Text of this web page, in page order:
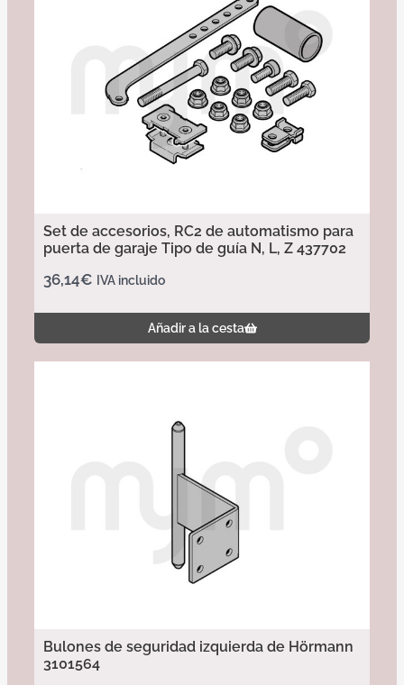
Set de accesorios, RC2 de automatismo para
puerta de garaje Tipo de guía N, L, Z 437702
36,14€ IVA incluido
Añadir a la cesta
Bulones de seguridad izquierda de Hörmann
3101564